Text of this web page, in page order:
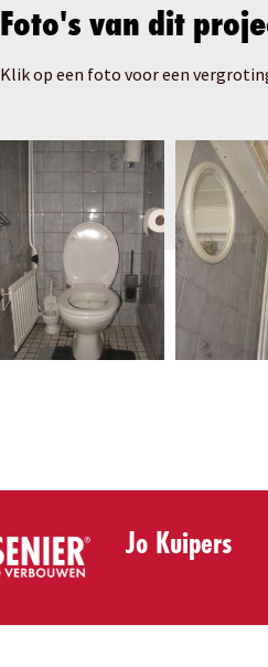
Foto's van dit
Klik op een foto voor een
Jo Kuipers